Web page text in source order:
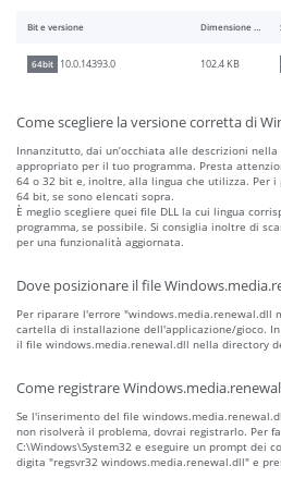
Bit e versione Dimensione del file
64bit 10.0.14393.0 102.4 KB
Come scegliere la versione corretta di
Innanzitutto, dai un’occhiata alle descrizioni
appropriato per il tuo programma. Presta
64 o 32 bit e, inoltre, alla lingua che utilizza. Per
64 bit, se sono elencati sopra.
È meglio scegliere quei file DLL la cui lingua
programma, se possibile. Si consiglia inoltre di
per una funzionalità aggiornata.
Dove posizionare il file
Per riparare l'errore "windows.media.renewal.dll
cartella di installazione dell'applicazione/gioco.
il file windows.media.renewal.dll nella directory
Come registrare
Se l'inserimento del file
non risolverà il problema, dovrai registrarlo. Per
C:\Windows\System32 e eseguire un prompt dei
digita "regsvr32 windows.media.renewal.dll" e